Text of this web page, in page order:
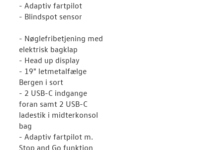
- Adaptiv fartpilot
- Blindspot sensor
- Nøglefribetjening med
elektrisk bagklap
- Head up display
- 19" letmetalfælge
Bergen i sort
- 2 USB-C indgange
foran samt 2 USB-C
ladestik i midterkonsol
bag
- Adaptiv fartpilot m.
Stop and Go funktion